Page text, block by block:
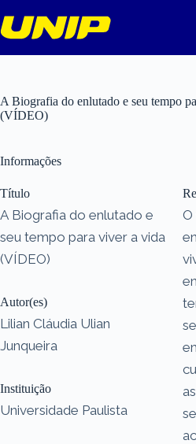
para
o
A Biografia do enlutado e seu tempo
(VÍDEO)
Informações
Título
A Biografia do enlutado e
seu tempo para viver a vida
(VÍDEO)
Autor(es)
Lilian Cláudia Ulian
Junqueira
Instituição
Universidade Paulista
O